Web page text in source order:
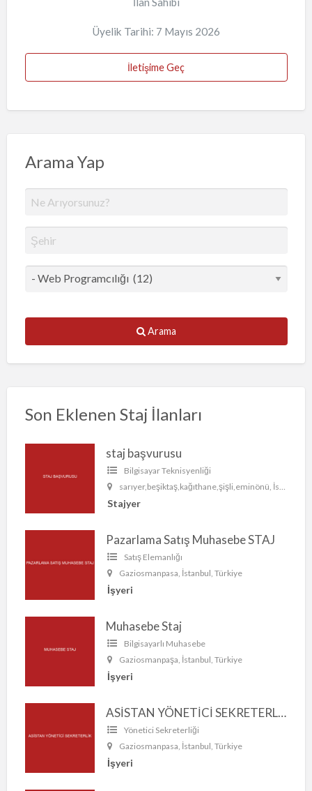
Üyelik Tarihi: 7 Mayıs 2026
İletişime Geç
Arama Yap
Arama
Son Eklenen Staj İlanları
staj başvurusu
Bilgisayar Teknisyenliği
sarıyer,beşiktaş,kağıthane,şişli,eminönü, İstanbul, Türkiye
Stajyer
Pazarlama Satış Muhasebe STAJ
Satış Elemanlığı
Gaziosmanpasa, İstanbul, Türkiye
İşyeri
Muhasebe Staj
Bilgisayarlı Muhasebe
Gaziosmanpaşa, İstanbul, Türkiye
İşyeri
ASİSTAN YÖNETİCİ SEKRETERLİK
Yönetici Sekreterliği
Gaziosmanpasa, İstanbul, Türkiye
İşyeri